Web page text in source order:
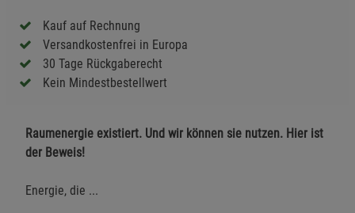
Kauf auf Rechnung
Versandkostenfrei in Europa
30 Tage Rückgaberecht
Kein Mindestbestellwert
Raumenergie existiert. Und wir können sie nutzen. Hier ist
der Beweis!
Energie, die ...